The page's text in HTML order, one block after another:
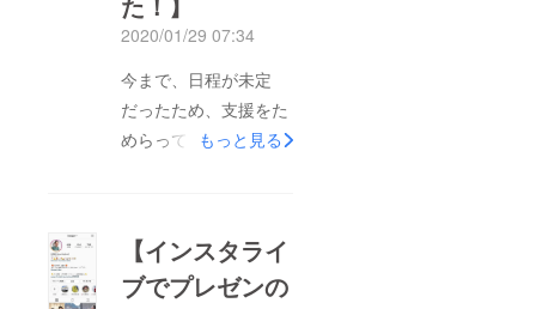
ションには、EAAが
様子。パグマスカラス
氏は20kmのレースを
難なく走り終え、翌日
たそう。ただし、本当
に彼が参加するかどう
か、真偽の程は定かで
2020/01/29 07:34
今まで、日程が未定
だったため、支援をた
めらっていた方も多い
（土）夕刻～特別ゲス
トに、小西伸也先生を
もっと見る
【インスタライ
ブでプレゼンの